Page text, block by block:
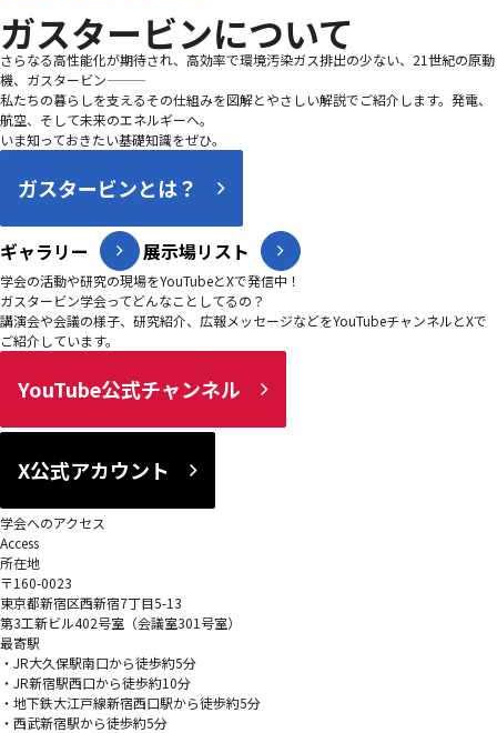
ガスタービンについて
さらなる高性能化が期待され、高効率で環境汚染ガス排出の少ない、21世紀の原動
機、ガスタービン―――
私たちの暮らしを支えるその仕組みを図解とやさしい解説でご紹介します。発電、
航空、そして未来のエネルギーへ。
いま知っておきたい基礎知識をぜひ。
ガスタービンとは？
ギャラリー 展示場リスト
学会の活動や研究の現場をYouTubeとXで発信中！
ガスタービン学会ってどんなことしてるの？
講演会や会議の様子、研究紹介、広報メッセージなどをYouTubeチャンネルとXで
ご紹介しています。
YouTube公式チャンネル
X公式アカウント
学会へのアクセス
Access
所在地
〒160-0023
東京都新宿区西新宿7丁目5-13
第3工新ビル402号室（会議室301号室）
最寄駅
・JR大久保駅南口から徒歩約5分
・JR新宿駅西口から徒歩約10分
・地下鉄大江戸線新宿西口駅から徒歩約5分
・西武新宿駅から徒歩約5分